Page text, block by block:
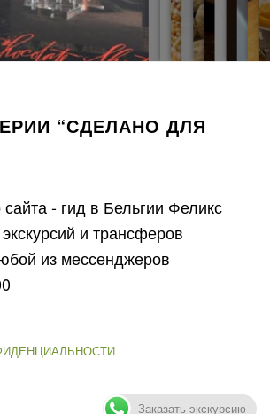
“СДЕЛАНО ДЛЯ
- гид в Бельгии Феликс
и трансферов
из мессенджеров
Заказать экскурсию